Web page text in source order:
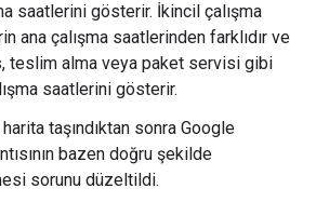
saatlerini gösterir. İkincil çalışma
ana çalışma saatlerinden farklıdır ve
teslim alma veya paket servisi gibi
saatlerini gösterir.
taşındıktan sonra Google
bazen doğru şekilde
sorunu düzeltildi.